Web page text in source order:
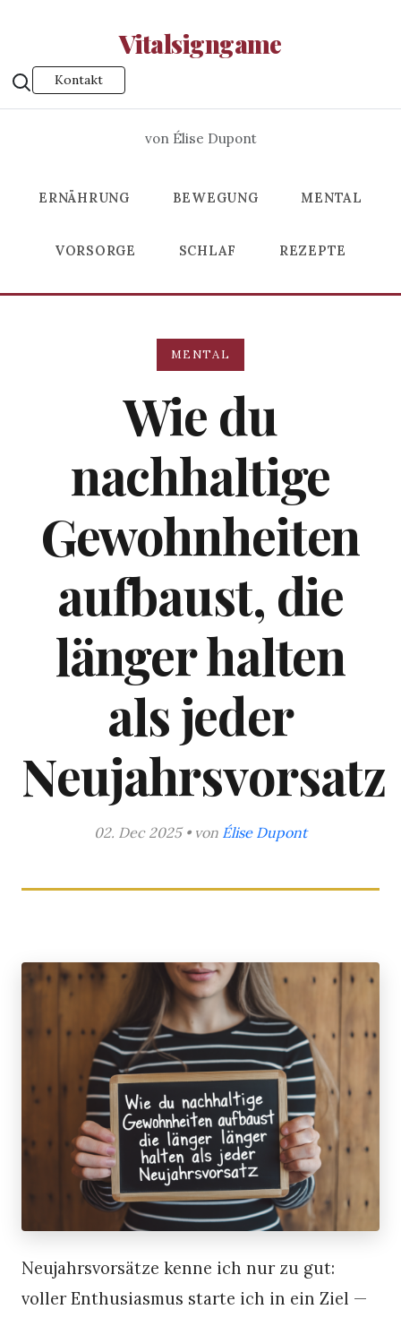
Vitalsigngame
Kontakt
von Élise Dupont
ERNÄHRUNG BEWEGUNG MENTAL
VORSORGE SCHLAF REZEPTE
MENTAL
Wie du
nachhaltige
Gewohnheiten
aufbaust, die
länger halten
als jeder
Neujahrsvorsatz
02. Dec 2025 • von Élise Dupont
Neujahrsvorsätze kenne ich nur zu gut:
voller Enthusiasmus starte ich in ein Ziel —